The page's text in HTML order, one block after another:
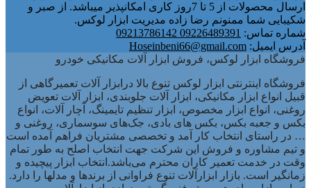
ارسال محصولات از 5 تا 7روز کاری امکانپذیر میباشد. از صبر و
شکیبایی شما ممنونم رضا زاده مدیریت ابزار لوکس.
شماره تماس: 09226489391 09213786142
آدرس ایمیل: Hoseinbeni66@gmail.com
فروشگاه ابزار لوکس، فروش ابزار آلات مکانیکی خودرو
فروشگاه اینترنتی ابزار لوکس تنوع بالا درابزار آلات تعمیرگاهی از
قبیل انواع ابزار مکانیکی، ابزار آلات جلوبندی، ابزار آلات تعویض
روغنی، انواع ابزار مخصوص، ابزار تنظیم تایمینگ، آچار آلات، انواع
بکس و جعبه بکس، بکس های بادی، جک‌های سوسماری، روغنی و
… در راستای انتخاب کار آمد و تخصصی مشتریان فراهم آمده است
و تیم مشاوره و فروش این شرکت جهت انتخاب اصلح به طور تمام
وقت در خدمت تعمیر کاران محترم می‌باشد.انتخاب ابزار پیچیده و
زمانگیر است. بازار ابزارآلات تنوع فراوانی از برندها و مدلها را دارد.